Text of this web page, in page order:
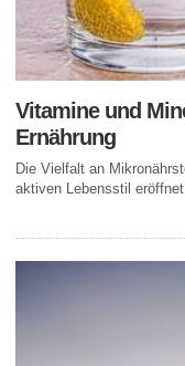
Vitamine und
Ernährung
Die Vielfalt an
aktiven Lebensstil eröffnet